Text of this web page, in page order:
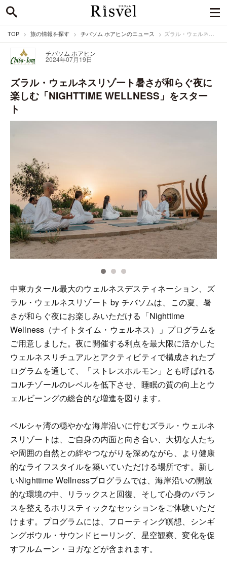
TOP 旅の情報を探す チバソム ホアヒンのニュース ズラル・ウェルネスリゾート暑さが和らぐ夜に楽しむ「NIGHTTIME WELLNESS」をスタート
チバソム ホアヒン
2024年07月19日
ズラル・ウェルネスリゾート暑さが和らぐ夜に
楽しむ「NIGHTTIME WELLNESS」をスター
ト
中東カタール最大のウェルネスデスティネーション、ズ
ラル・ウェルネスリゾート by チバソムは、この夏、暑
さが和らぐ夜にお楽しみいただける「Nighttime
Wellness（ナイトタイム・ウェルネス）」プログラムを
ご用意しました。夜に開催する利点を最大限に活かした
ウェルネスリチュアルとアクティビティで構成されたプ
ログラムを通して、「ストレスホルモン」とも呼ばれる
コルチゾールのレベルを低下させ、睡眠の質の向上とウ
ェルビーングの総合的な増進を図ります。
ペルシャ湾の穏やかな海岸沿いに佇むズラル・ウェルネ
スリゾートは、ご自身の内面と向き合い、大切な人たち
や周囲の自然との絆やつながりを深めながら、より健康
的なライフスタイルを築いていただける場所です。新し
いNighttime Wellnessプログラムでは、海岸沿いの開放
的な環境の中、リラックスと回復、そして心身のバラン
スを整えるホリスティックなセッションをご体験いただ
けます。プログラムには、フローティング瞑想、シンギ
ングボウル・サウンドヒーリング、星空観察、変化を促
すフルムーン・ヨガなどが含まれます。